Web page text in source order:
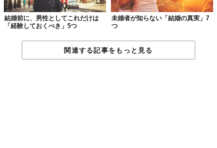
結婚前に、男性としてこれだけは
「経験しておくべき」5つ
未婚者が知らない「結婚の真実」7
つ
関連する記事をもっと見る